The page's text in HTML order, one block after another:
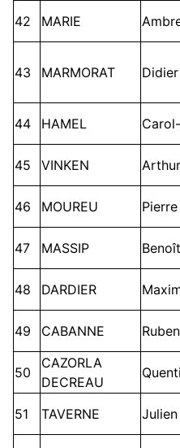
42 MARIE
43 MARMORAT Didier
44 HAMEL
45 VINKEN Arthur
46 MOUREU Pierre
47 MASSIP Benoît
48 DARDIER
49 CABANNE Ruben
50
CAZORLA
DECREAU
51 TAVERNE Julien